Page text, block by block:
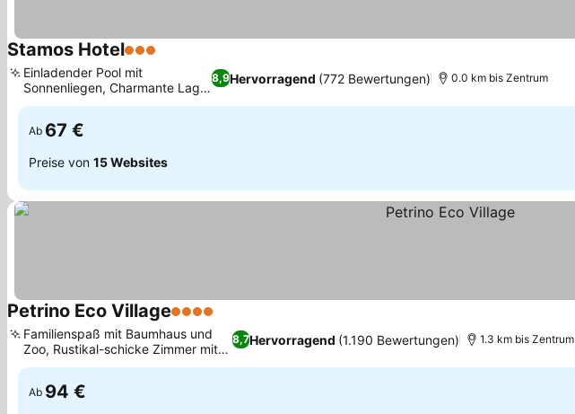
Stamos Hotel3 Sterne
8,9Hervorragend (772 Bewertungen)
Einladender Pool mit
Sonnenliegen, Charmante Lage
am Dorfrand
0.0 km bis Zentrum
Ab 67 €
Preise von 15 Websites
Petrino Eco Village4 Sterne
8,7Hervorragend (1.190 Bewertungen)
Familienspaß mit Baumhaus und
Zoo, Rustikal-schicke Zimmer mit
Holzbalken
1.3 km bis Zentrum
Ab 94 €